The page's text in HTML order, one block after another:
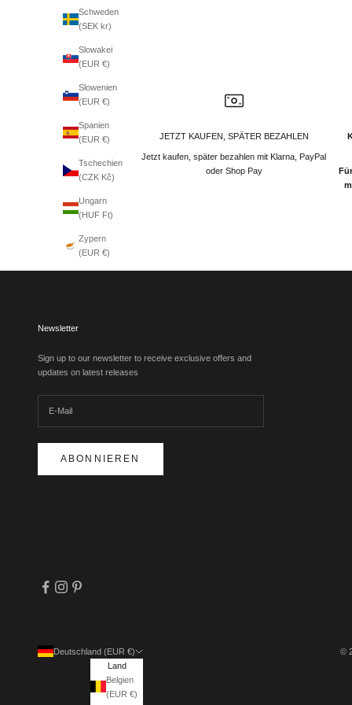
Schweden
(SEK kr)
Slowakei
(EUR €)
Slowenien
(EUR €)
Spanien
(EUR €)
Tschechien
(CZK Kč)
Ungarn
(HUF Ft)
Zypern
(EUR €)
JETZT KAUFEN, SPÄTER BEZAHLEN
Jetzt kaufen, später bezahlen mit Klarna, PayPal
oder Shop Pay
Newsletter
Sign up to our newsletter to receive exclusive offers and
updates on latest releases
ABONNIEREN
Deutschland (EUR €)
Land
Belgien
(EUR €)
©